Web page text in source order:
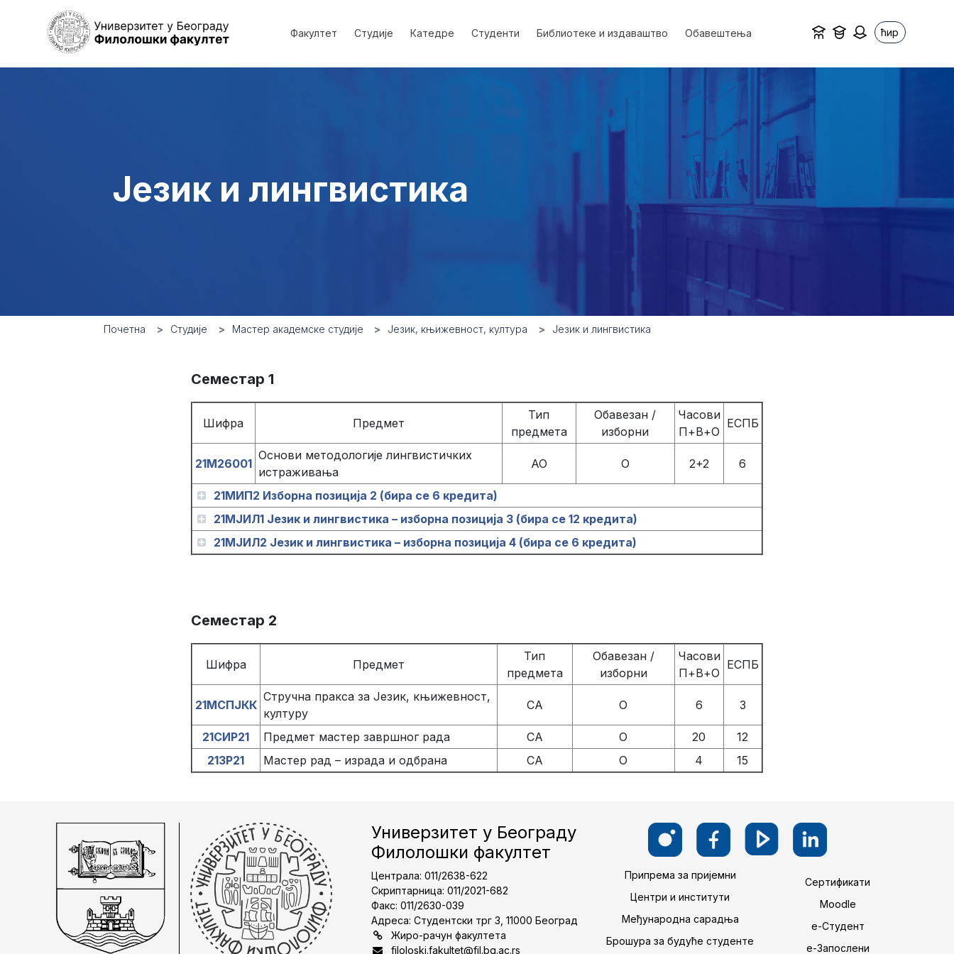
Факултет Студије Катедре Студенти Библиотеке и издаваштво Обавештења ћир
Језик и лингвистика
Почетна Студије Мастер академске студије Језик, књижевност, култура Језик и лингвистика
Семестар 1
Шифра Предмет
Тип
предмета
Обавезан /
изборни
Часови
П+В+О
ЕСПБ
21М26001
Основи методологије лингвистичких
истраживања
АО O 2+2 6
21МИП2 Изборна позиција 2 (бира се 6 кредита)
21МЈИЛ1 Језик и лингвистика – изборна позиција 3 (бира се 12 кредита)
21МЈИЛ2 Језик и лингвистика – изборна позиција 4 (бира се 6 кредита)
Семестар 2
Шифра Предмет
Тип
предмета
Обавезан /
изборни
Часови
П+В+О
ЕСПБ
21МСПЈКК
Стручна пракса за Језик, књижевност,
културу
СА О 6 3
21СИР21 Предмет мастер завршног рада СА О 20
12
21ЗР21
Мастер рад – израда и одбрана СА О 4 15
Универзитет у Београду
Филолошки факултет
Централа: 011/2638-622
Скриптарница: 011/2021-682
Факс: 011/2630-039
Адреса: Студентски трг 3, 11000 Београд
Жиро-рачун факултета
filoloski.fakultet@fil.bg.ac.rs
Припрема за пријемни
Центри и институти
Међународна сарадња
Брошура за будуће студенте
Сертификати
Moodle
е-Студент
е-Запослени